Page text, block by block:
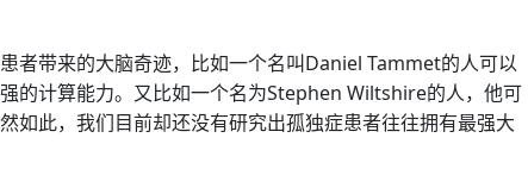
者带来的大脑奇迹，比如一个名叫Daniel Tammet的人可以
的计算能力。又比如一个名为Stephen Wiltshire的人，他可
如此，我们目前却还没有研究出孤独症患者往往拥有最强大